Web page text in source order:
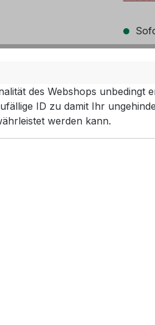
M -
des Webshops unbedingt
ID zu damit Ihr
werden kann.